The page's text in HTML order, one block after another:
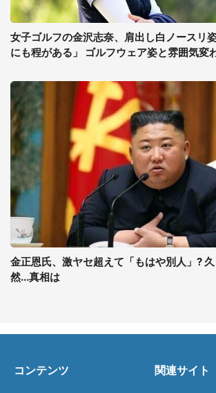
女子ゴルフの金沢志奈、肩出し白ノースリ
にも程がある」 ゴルフウェア姿と雰囲気変
金正恩氏、激ヤセ超えて「もはや別人」?
然...真相は
コンテンツ 関連サイト